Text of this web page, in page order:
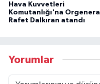
Hava Kuvvetleri
Komutanlığı'na Orgeneral
Rafet Dalkıran atandı
Yorumlar